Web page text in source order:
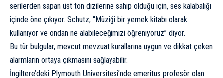
serilerden sapan üst ton dizilerine sahip olduğu için, ses kalabalığı
içinde öne çıkıyor. Schutz, “Müziği bir yemek kitabı olarak
kullanıyor ve ondan ne alabileceğimizi öğreniyoruz” diyor.
Bu tür bulgular, mevcut mevzuat kurallarına uygun ve dikkat çeken
alarmların ortaya çıkmasını sağlayabilir.
İngiltere’deki Plymouth Üniversitesi’nde emeritus profesör olan